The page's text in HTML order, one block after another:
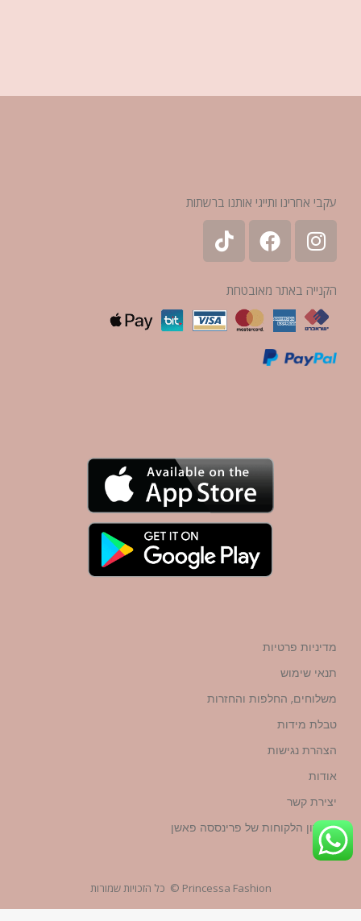
עקבי אחרינו ותייגי אותנו ברשתות
הקנייה באתר מאובטחת
מדיניות פרטיות
תנאי שימוש
משלוחים, החלפות והחזרות
טבלת מידות
הצהרת נגישות
אודות
יצירת קשר
מועדון הלקוחות של פרינססה פאשן